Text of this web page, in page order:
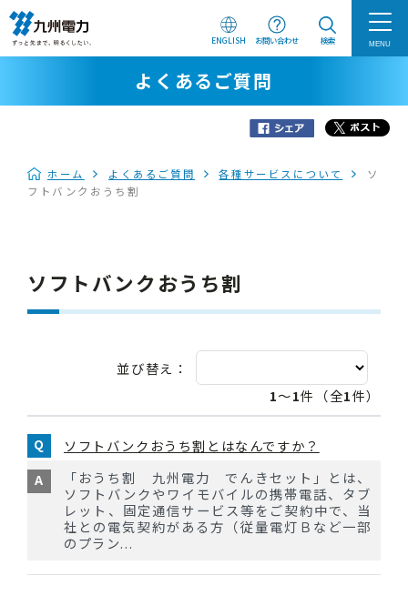
ENGLISH お問い合わせ 検索 MENU
よくあるご質問
ホーム よくあるご質問 各種サービスについて
ソ
フトバンクおうち割
ソフトバンクおうち割
並び替え：
1～1件（全1件）
ソフトバンクおうち割とはなんですか？
「おうち割 九州電力 でんきセット」とは、
ソフトバンクやワイモバイルの携帯電話、タブ
レット、固定通信サービス等をご契約中で、当
社との電気契約がある方（従量電灯Ｂなど一部
のプラン...